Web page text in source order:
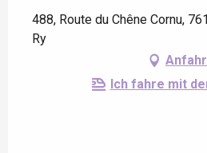
488, Route du Chêne Cornu,
Ry
Ich fahre mit